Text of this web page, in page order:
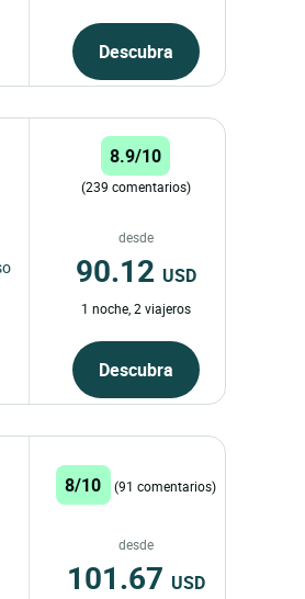
Descubra
8.9/10
(239 comentarios)
desde
90.12 USD
1 noche, 2 viajeros
Descubra
8/10 (91 comentarios)
desde
101.67 USD